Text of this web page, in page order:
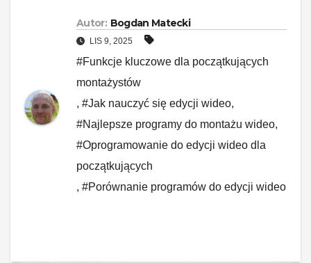
Autor: Bogdan Matecki
LIS 9, 2025
#Funkcje kluczowe dla początkujących
montażystów
, #Jak nauczyć się edycji wideo,
#Najlepsze programy do montażu wideo,
#Oprogramowanie do edycji wideo dla
początkujących
, #Porównanie programów do edycji wideo